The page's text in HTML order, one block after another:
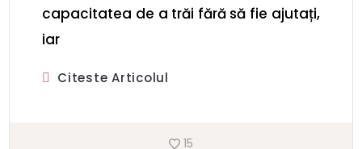
capacitatea de a trăi fără să fie ajutați,
iar
Citeste Articolul
15